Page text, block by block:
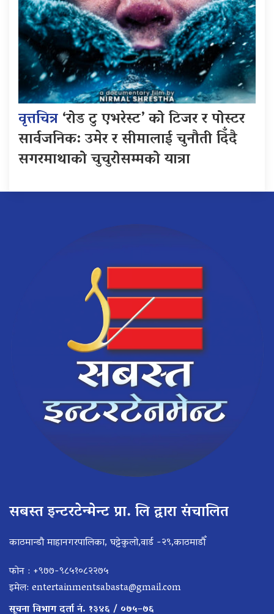
वृत्तचित्र‘रोड टु एभरेस्ट’ को टिजर र पोस्टर
सार्वजनिक: उमेर र सीमालाई चुनौती दिँदै
सगरमाथाको चुचुरोसम्मको यात्रा
सबस्त इन्टरटेन्मेन्ट प्रा. लि द्वारा संचालित
काठमान्डौ माहानगरपालिका, घट्टेकुलो,वार्ड -२९,काठमाडौँ
फोन : +९७७-९८५१०८२२७५
इमेल: entertainmentsabasta@gmail.com
सूचना विभाग दर्ता नं. १३४६ / ०७५–७६